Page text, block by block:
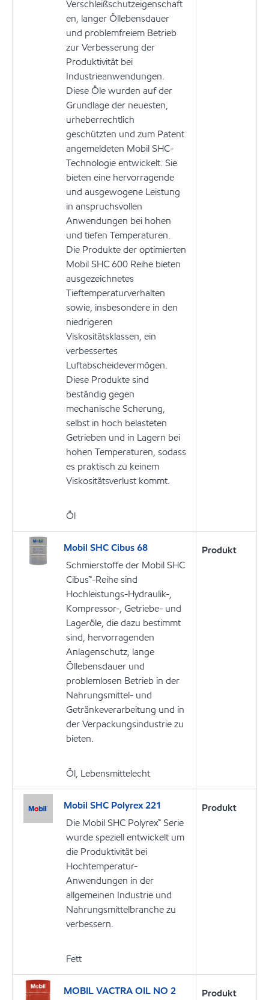
Verschleißschutzeigenschaft
en, langer Öllebensdauer
und problemfreiem Betrieb
zur Verbesserung der
Produktivität bei
Industrieanwendungen.
Diese Öle wurden auf der
Grundlage der neuesten,
urheberrechtlich
geschützten und zum Patent
angemeldeten Mobil SHC-
Technologie entwickelt. Sie
bieten eine hervorragende
und ausgewogene Leistung
in anspruchsvollen
Anwendungen bei hohen
und tiefen Temperaturen.
Die Produkte der optimierten
Mobil SHC 600 Reihe bieten
ausgezeichnetes
Tieftemperaturverhalten
sowie, insbesondere in den
niedrigeren
Viskositätsklassen, ein
verbessertes
Luftabscheidevermögen.
Diese Produkte sind
beständig gegen
mechanische Scherung,
selbst in hoch belasteten
Getrieben und in Lagern bei
hohen Temperaturen, sodass
es praktisch zu keinem
Viskositätsverlust kommt.
Öl
Mobil SHC Cibus 68
Schmierstoffe der Mobil SHC
Cibus™-Reihe sind
Hochleistungs-Hydraulik-,
Kompressor-, Getriebe- und
Lageröle, die dazu bestimmt
sind, hervorragenden
Anlagenschutz, lange
Öllebensdauer und
problemlosen Betrieb in der
Nahrungsmittel- und
Getränkeverarbeitung und in
der Verpackungsindustrie zu
bieten.
Öl, Lebensmittelecht
Produkt
Mobil SHC Polyrex 221
Die Mobil SHC Polyrex™ Serie
wurde speziell entwickelt um
die Produktivität bei
Hochtemperatur-
Anwendungen in der
allgemeinen Industrie und
Nahrungsmittelbranche zu
verbessern.
Fett
Produkt
MOBIL VACTRA OIL NO 2
Produkt